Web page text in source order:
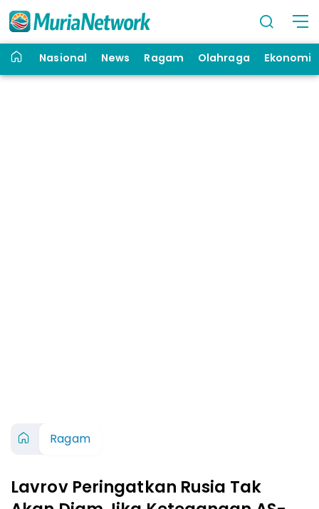
Nasional News Ragam Olahraga Ekonomi
Ragam
Lavrov Peringatkan Rusia Tak